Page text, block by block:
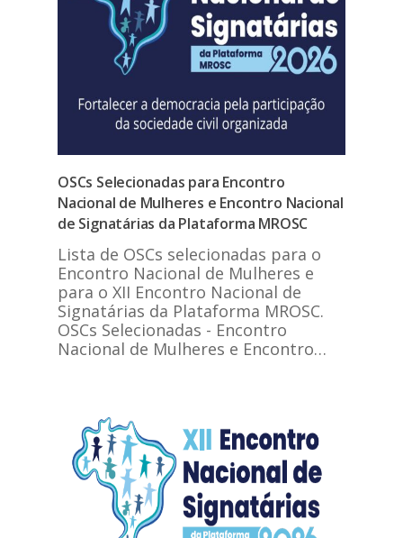
OSCs Selecionadas para Encontro
Nacional de Mulheres e Encontro Nacional
de Signatárias da Plataforma MROSC
Lista de OSCs selecionadas para o
Encontro Nacional de Mulheres e
para o XII Encontro Nacional de
Signatárias da Plataforma MROSC.
OSCs Selecionadas - Encontro
Nacional de Mulheres e Encontro…